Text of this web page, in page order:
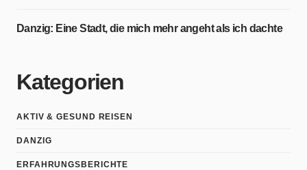
Danzig: Eine Stadt, die mich mehr angeht als ich dachte
Kategorien
AKTIV & GESUND REISEN
DANZIG
ERFAHRUNGSBERICHTE